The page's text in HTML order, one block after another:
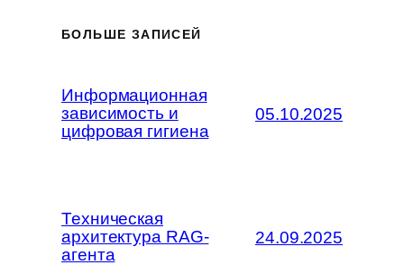
БОЛЬШЕ ЗАПИСЕЙ
Информационная
зависимость и
цифровая гигиена
05.10.2025
Техническая
архитектура RAG-
агента
24.09.2025